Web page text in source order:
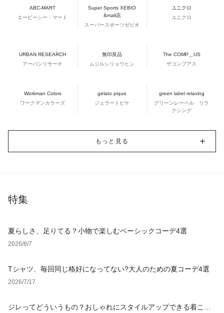
ABC-MART
エービーシー・マート
Super Sports XEBIO
&mall店
スーパースポーツゼビオ
ユニクロ
ユニクロ
URBAN RESEARCH
アーバンリサーチ
無印良品
ムジルシリョウヒン
The COMP＿US
ザコンプアス
Workman Colors
ワークマンカラーズ
gelato pique
ジェラートピケ
green label relaxing
グリーンレーベル リラ
クシング
もっと見る
特集
夏らしさ、足りてる？小物で楽しむベーシックコーデ4選
2026/8/7
Tシャツ、毎回同じ格好になってない?大人のための夏コーデ4選
2026/7/17
ジレってどういうもの？おしゃれにスタイルアップできる着こな